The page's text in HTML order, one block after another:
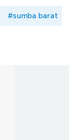
#sumba barat